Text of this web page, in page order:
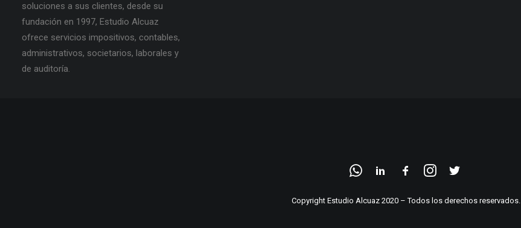
soluciones a sus clientes, desde su
fundación en 1997, Estudio Alcuaz
ofrece servicios impositivos, contables,
administrativos, societarios, laborales y
de auditoría.
Copyright Estudio Alcuaz 2020 – Todos los derechos reservados.